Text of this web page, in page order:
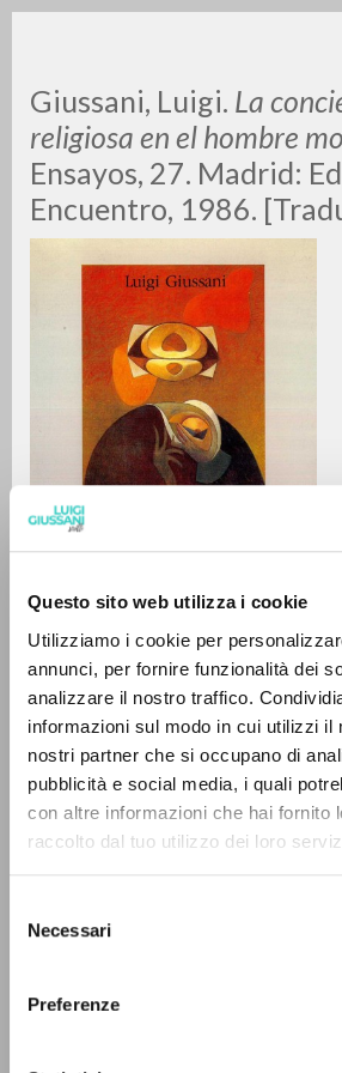
Questo sito web utilizza i cookie
Utilizziamo i cookie per
annunci, per fornire funzionalità dei
analizzare il nostro traffico.
informazioni sul modo in cui utilizzi il
nostri partner che si occupano di
pubblicità e social media, i quali
con altre informazioni che hai fornito
raccolto dal tuo utilizzo dei loro
delNecessari
Preferenze
Giussani, Luigi. La
religiosa en el hombre
Ensayos, 27. Madrid:
Encuentro, 1986.
Oriol José Miguel
Translator
Salgado Carmen
Proof-reader
Pages: 80
0RESULTS
MORE RESULTS